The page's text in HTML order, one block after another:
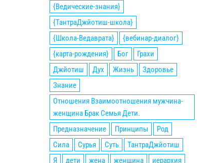
{Ведические-знания}
{ТантраДжйотиш-школа}
{Школа-Ведаврата}
{вебинар-диалог}
{карта-рождения}
Бог
Грахи
Джйотиш
Дух Жизнь
Здоровье
Знание
Отношения Взаимоотношения мужчина-
женщина Брак Семья Дети.
Предназначение
Принципы
Род
Сила
Сурья Суть
ТантраДжйотиш
Я
дети жена женщина
иерархия